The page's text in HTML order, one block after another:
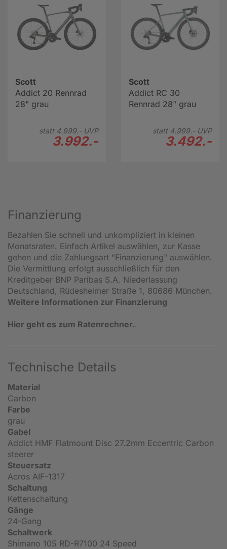
Scott
Addict 20 Rennrad
28" grau
statt 4.999.-UVP
3.992.-
Scott
Addict RC 30
Rennrad 28" grau
statt 4.999.-UVP
3.492.-
Finanzierung
Bezahlen Sie schnell und unkompliziert in kleinen
Monatsraten. Einfach Artikel auswählen, zur Kasse
gehen und die Zahlungsart "Finanzierung" auswählen.
Die Vermittlung erfolgt ausschließlich für den
Kreditgeber BNP Paribas S.A. Niederlassung
Deutschland, Rüdesheimer Straße 1, 80686 München.
Weitere Informationen zur Finanzierung
Hier geht es zum Ratenrechner..
Technische Details
Material
Carbon
Farbe
grau
Gabel
Addict HMF Flatmount Disc 27.2mm Eccentric Carbon
steerer
Steuersatz
Acros AIF-1317
Schaltung
Kettenschaltung
Gänge
24-Gang
Schaltwerk
Shimano 105 RD-R7100 24 Speed